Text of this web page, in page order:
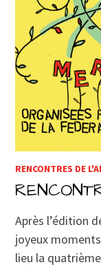
RENCONTRES DE
Après l’édition
joyeux
lieu la